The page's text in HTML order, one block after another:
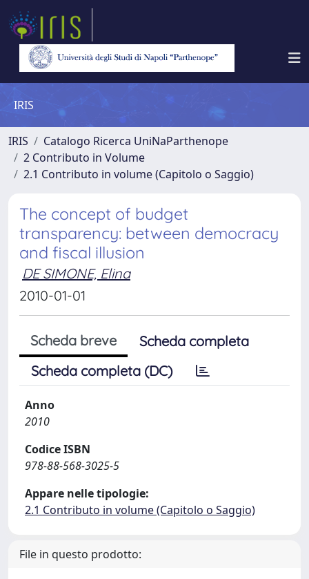
IRIS
IRIS
Catalogo Ricerca UniNaParthenope
2 Contributo in Volume
2.1 Contributo in volume (Capitolo o Saggio)
The concept of budget
transparency: between democracy
and fiscal illusion
DE SIMONE, Elina
2010-01-01
Scheda breve
Scheda completa
Scheda completa (DC)
Anno
2010
Codice ISBN
978-88-568-3025-5
Appare nelle tipologie:
2.1 Contributo in volume (Capitolo o Saggio)
File in questo prodotto: